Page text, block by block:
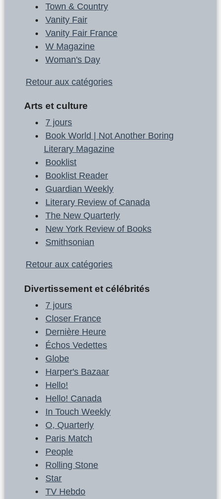
Town & Country
Vanity Fair
Vanity Fair France
W Magazine
Woman's Day
Retour aux catégories
Arts et culture
7 jours
Book World | Not Another Boring
Literary Magazine
Booklist
Booklist Reader
Guardian Weekly
Literary Review of Canada
The New Quarterly
New York Review of Books
Smithsonian
Retour aux catégories
Divertissement et célébrités
7 jours
Closer France
Dernière Heure
Échos Vedettes
Globe
Harper's Bazaar
Hello!
Hello! Canada
In Touch Weekly
O, Quarterly
Paris Match
People
Rolling Stone
Star
TV Hebdo